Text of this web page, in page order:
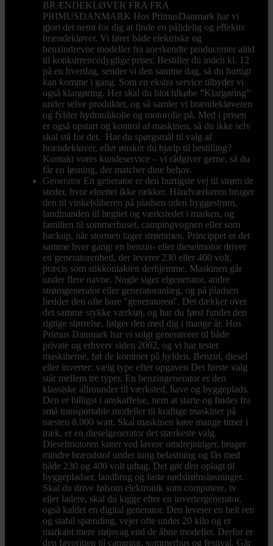
BRÆNDEKLØVER FRA FRA
PRIMUSDANMARK Hos PrimusDanmark har vi
gjort det nemt for dig at finde en pålidelig og effektiv
brændekløver. Vi fører både elektriske og
benzindrevne modeller fra anerkendte producenter altid
til konkurrencedygtige priser. Bestiller du inden kl. 12
på en hverdag, sender vi den samme dag, så du hurtigt
kan komme i gang. Som en ekstra service tilbyder vi
også klargøring. Her skal du blot tilkøbe ”Klargøring”
under selve produktet, og så samler vi brændekløveren
og fylder hydraulikolie og motorolie på. Med i prisen
er også opstart og kontrol af maskinen, så du ikke selv
skal stå for det. Har du spørgsmål til valg af
brændekløver, eller ønsker du hjælp til bestilling?
Kontakt vores kundeservice – vi rådgiver gerne, så du
får en løsning, der matcher dine behov.
Generator En generator er den hurtigste vej til strøm de
steder, hvor elnettet ikke rækker. Håndværkeren bruger
den til vinkelsliberen på pladsen uden byggestrøm,
landmanden til hegnet og værkstedet i marken, og
familien til sommerhuset, campingvognen eller som
backup, når stormen tager strømmen. Princippet er det
samme hver gang: en benzin- eller dieselmotor driver
en generatorenhed, der leverer 230 eller 400 volt,
præcis som stikkontakten derhjemme. Maskinen går
under flere navne. Nogle siger elgenerator, andre
strømgenerator eller generatoranlæg, og på pladsen
hedder den ofte bare "generatoren". Det dækker over
det samme stykke værktøj, og har du først fundet den
rigtige størrelse, følger den med dig i mange år. Hos
Primus Danmark har vi solgt generatorer til både
private og erhverv siden 2002, og vi har testet
maskinerne, før de kommer på hylden. Benzin, diesel
eller inverter: vælg type efter opgaven Det første valg
står mellem tre typer. En benzingenerator er den
klassiske allrounder til værksted, have og byggeplads.
Den er billigst i anskaffelse, nem at starte og findes fra
små transportable modeller til kraftige maskiner på
næsten 8.000 watt. Skal maskinen køre mange timer i
træk, er en dieselgenerator det stærkeste valg.
Dieselmotoren kører ved lavere omdrejninger, bruger
mindre brændstof under tung belastning og fås med
både 230 og 400 volt udtag. Det gør den oplagt til
byggepladser, landbrug og faste nødstrømsløsninger.
Skal du drive følsom elektronik som computere, tv
eller ladere, skal du kigge efter en invertergenerator,
også kaldet en digital generator. Den leverer en helt ren
og stabil spænding, vejer ofte under 20 kilo og er
markant mere støjsvag end de åbne modeller. Derfor er
den favoritten til camping, sommerhus og festival. Går